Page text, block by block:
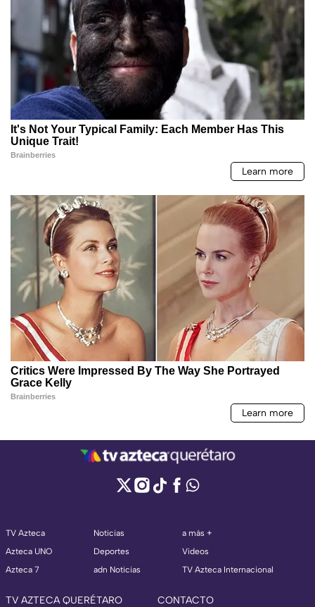
TV Azteca
Azteca UNO
Azteca 7
Noticias
Deportes
adn Noticias
a más +
Videos
TV Azteca Internacional
TV AZTECA QUERÉTARO CONTACTO